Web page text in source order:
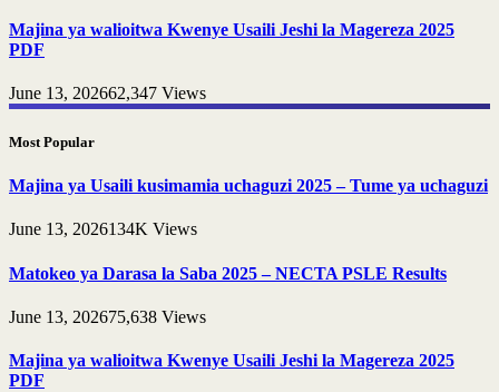
Majina ya walioitwa Kwenye Usaili Jeshi la Magereza 2025
PDF
June 13, 202662,347 Views
Most Popular
Majina ya Usaili kusimamia uchaguzi 2025 – Tume ya uchaguzi
June 13, 2026134K Views
Matokeo ya Darasa la Saba 2025 – NECTA PSLE Results
June 13, 202675,638 Views
Majina ya walioitwa Kwenye Usaili Jeshi la Magereza 2025
PDF